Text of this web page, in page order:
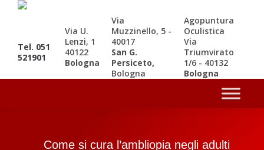
Tel. 051
521901
Via U.
Lenzi, 1
40122
Bologna
Via
Muzzinello, 5 -
40017
San G.
Persiceto,
Bologna
Agopuntura
Oculistica
Via
Triumvirato
1/6 - 40132
Bologna
Come si cura l’ambliopia negli adulti